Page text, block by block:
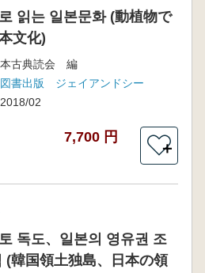
읽는 일본문화 (動植物で
文化)
本古典読会 編
図書出版 ジェイアンドシー
2018/02
7,700 円
＋
독도、일본의 영유권 조
(韓国領土独島、日本の領